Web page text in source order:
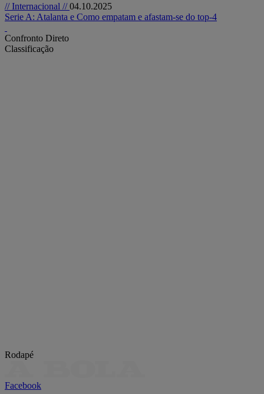
// Internacional //04.10.2025
Serie A: Atalanta e Como empatam e afastam-se do top-4
Confronto Direto
Classificação
Rodapé
Facebook